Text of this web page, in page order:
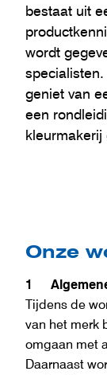
bestaat uit
wordt
geniet van
een
kleurmakerij
Onze
1
Tijdens de
van het merk
omgaan met
Daarnaast